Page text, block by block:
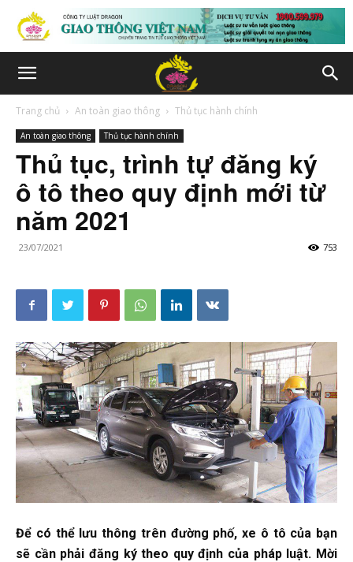
Trang chủ An toàn giao thông Thủ tục hành chính
An toàn giao thông Thủ tục hành chính
Thủ tục, trình tự đăng ký
ô tô theo quy định mới từ
năm 2021
23/07/2021 753
Để có thể lưu thông trên đường phố, xe ô tô của bạn
sẽ cần phải đăng ký theo quy định của pháp luật. Mời